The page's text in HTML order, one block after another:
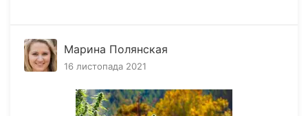
Марина Полянская
16 листопада 2021